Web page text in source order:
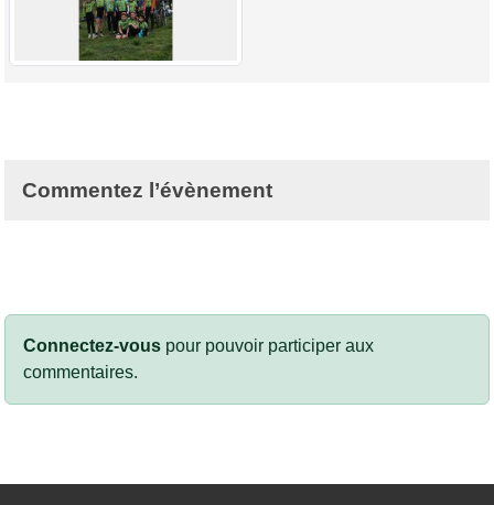
Commentez l’évènement
Connectez-vous pour pouvoir participer aux
commentaires.